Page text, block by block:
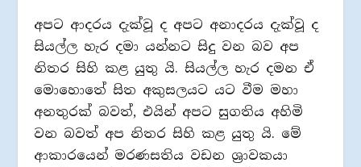
අපට ආදරය දැක්වූ ද අපට අනාදරය දැක්වූ ද
සියල්ල හැර දමා යන්නට සිදු වන බව අප
නිතර සිහි කළ යුතු යි. සියල්ල හැර දමන ඒ
මොහොතේ සිත අකුසලයට යට වීම මහා
අනතුරක් බවත්, එයින් අපට සුගතිය අහිමි
වන බවත් අප නිතර සිහි කළ යුතු යි. මේ
ආකාරයෙන් මරණසතිය වඩන ශ්‍රාවකයා